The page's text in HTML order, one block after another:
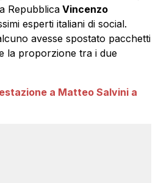
Repubblica Vincenzo
esperti italiani di social.
avesse spostato pacchetti
la proporzione tra i due
a Matteo Salvini a